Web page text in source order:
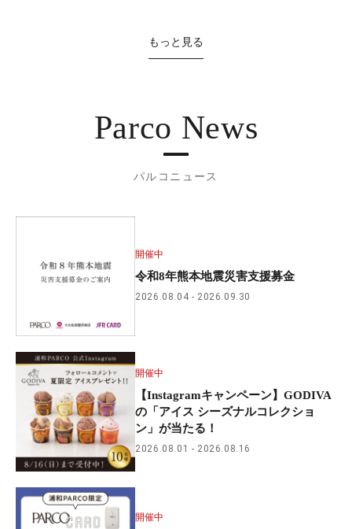
もっと見る
Parco News
パルコニュース
開催中
令和8年熊本地震災害支援募金
2026.08.04 2026.09.30
開催中
【Instagramキャンペーン】GODIVA
の「アイス シーズナルコレクショ
ン」が当たる！
2026.08.01 2026.08.16
開催中